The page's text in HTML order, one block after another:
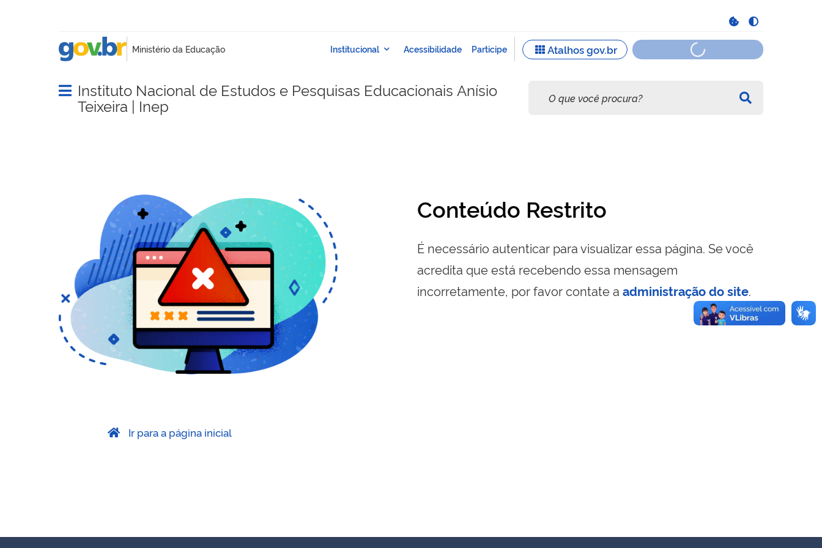
Abrir menu principal de navegação
Instituto Nacional de Estudos e Pesquisas Educacionais Anísio
Teixeira | Inep
Conteúdo Restrito
É necessário autenticar para visualizar essa página. Se você
acredita que está recebendo essa mensagem
incorretamente, por favor contate a administração do site.
Ir para a página inicial